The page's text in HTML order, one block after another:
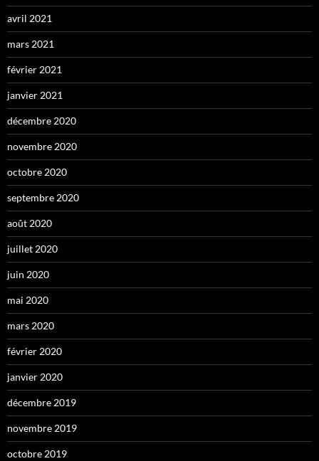
avril 2021
mars 2021
février 2021
janvier 2021
décembre 2020
novembre 2020
octobre 2020
septembre 2020
août 2020
juillet 2020
juin 2020
mai 2020
mars 2020
février 2020
janvier 2020
décembre 2019
novembre 2019
octobre 2019